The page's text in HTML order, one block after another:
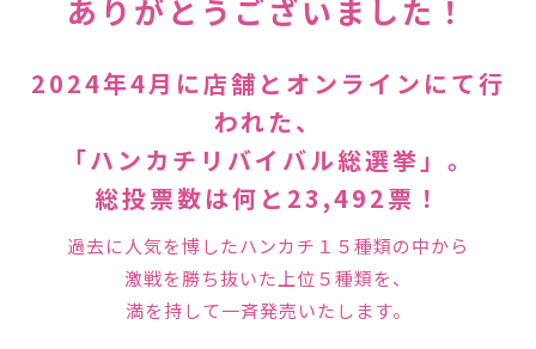
ありがとうございました！
2024年4月に店舗とオンラインにて行
われた、
「ハンカチリバイバル総選挙」。
総投票数は何と23,492票！
過去に人気を博したハンカチ１５種類の中から
激戦を勝ち抜いた上位５種類を、
満を持して一斉発売いたします。